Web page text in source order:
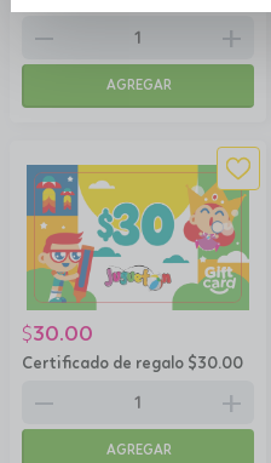
remove add
AGREGAR
Certificado de regalo $30.00
$30.00
remove add
AGREGAR